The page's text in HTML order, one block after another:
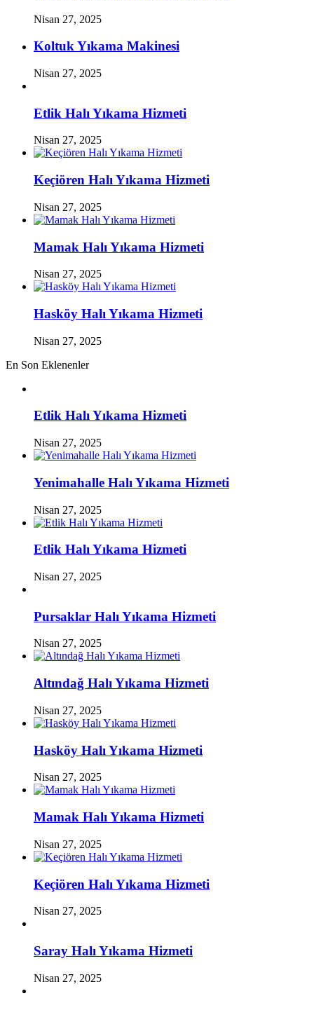
Nisan 27, 2025
Koltuk Yıkama Makinesi
Nisan 27, 2025
Etlik Halı Yıkama Hizmeti
Nisan 27, 2025
Keçiören Halı Yıkama Hizmeti
Nisan 27, 2025
Mamak Halı Yıkama Hizmeti
Nisan 27, 2025
Hasköy Halı Yıkama Hizmeti
Nisan 27, 2025
En Son Eklenenler
Etlik Halı Yıkama Hizmeti
Nisan 27, 2025
Yenimahalle Halı Yıkama Hizmeti
Nisan 27, 2025
Etlik Halı Yıkama Hizmeti
Nisan 27, 2025
Pursaklar Halı Yıkama Hizmeti
Nisan 27, 2025
Altındağ Halı Yıkama Hizmeti
Nisan 27, 2025
Hasköy Halı Yıkama Hizmeti
Nisan 27, 2025
Mamak Halı Yıkama Hizmeti
Nisan 27, 2025
Keçiören Halı Yıkama Hizmeti
Nisan 27, 2025
Saray Halı Yıkama Hizmeti
Nisan 27, 2025